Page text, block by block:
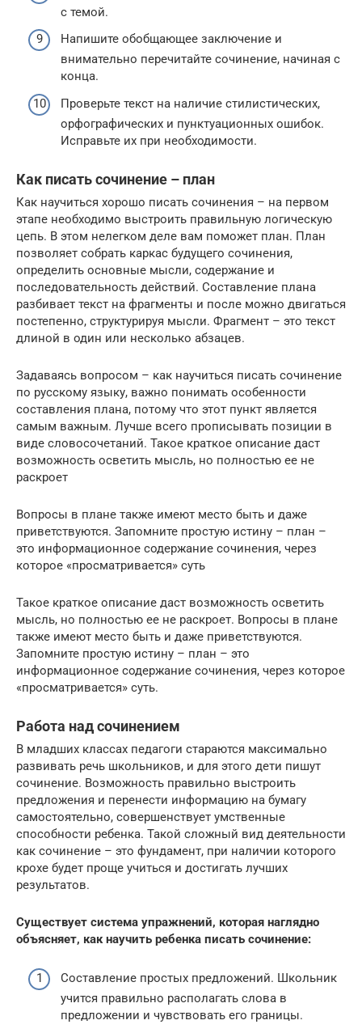
с темой.
Напишите обобщающее заключение и
внимательно перечитайте сочинение, начиная с
конца.
Проверьте текст на наличие стилистических,
орфографических и пунктуационных ошибок.
Исправьте их при необходимости.
Как писать сочинение – план
Как научиться хорошо писать сочинения – на первом
этапе необходимо выстроить правильную логическую
цепь. В этом нелегком деле вам поможет план. План
позволяет собрать каркас будущего сочинения,
определить основные мысли, содержание и
последовательность действий. Составление плана
разбивает текст на фрагменты и после можно двигаться
постепенно, структурируя мысли. Фрагмент – это текст
длиной в один или несколько абзацев.
Задаваясь вопросом – как научиться писать сочинение
по русскому языку, важно понимать особенности
составления плана, потому что этот пункт является
самым важным. Лучше всего прописывать позиции в
виде словосочетаний. Такое краткое описание даст
возможность осветить мысль, но полностью ее не
раскроет
Вопросы в плане также имеют место быть и даже
приветствуются. Запомните простую истину – план –
это информационное содержание сочинения, через
которое «просматривается» суть
Такое краткое описание даст возможность осветить
мысль, но полностью ее не раскроет. Вопросы в плане
также имеют место быть и даже приветствуются.
Запомните простую истину – план – это
информационное содержание сочинения, через которое
«просматривается» суть.
Работа над сочинением
В младших классах педагоги стараются максимально
развивать речь школьников, и для этого дети пишут
сочинение. Возможность правильно выстроить
предложения и перенести информацию на бумагу
самостоятельно, совершенствует умственные
способности ребенка. Такой сложный вид деятельности
как сочинение – это фундамент, при наличии которого
крохе будет проще учиться и достигать лучших
результатов.
Существует система упражнений, которая наглядно
объясняет, как научить ребенка писать сочинение:
Составление простых предложений. Школьник
учится правильно располагать слова в
предложении и чувствовать его границы.